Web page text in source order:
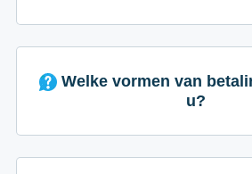
Welke vormen van betaling accepteert
u?